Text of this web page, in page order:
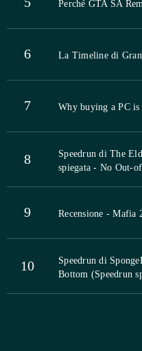
Perché GTA SA
6 La Timeline di
7 Why buying a PC is
8
Speedrun di The
spiegata - No Out-
9 Recensione - Mafia
10
Speedrun di
Bottom (Speedrun